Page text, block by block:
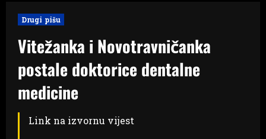
Drugi pišu
Vitežanka i Novotravničanka
postale doktorice dentalne
medicine
Link na izvornu vijest